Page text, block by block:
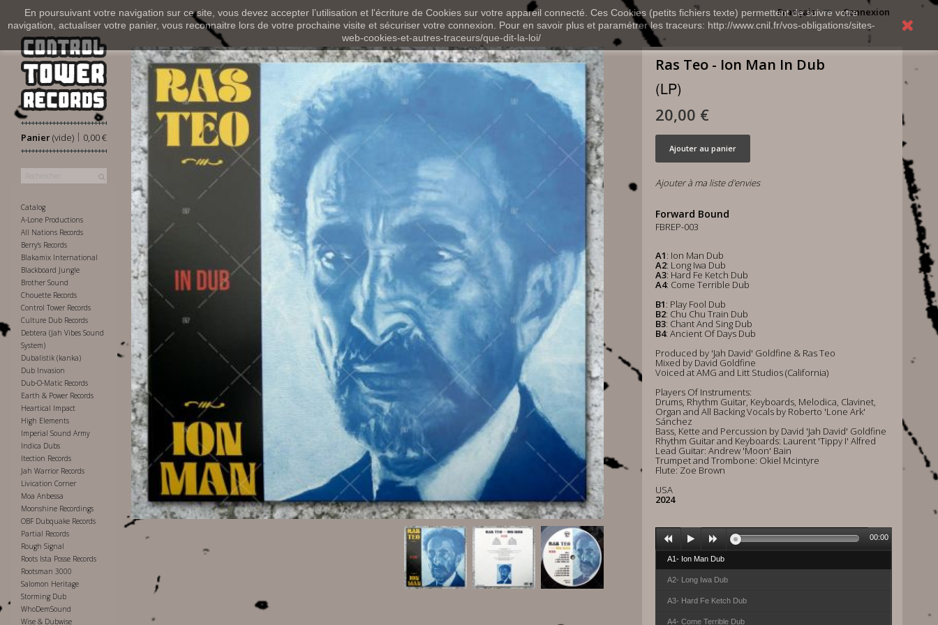
En poursuivant votre navigation sur ce site, vous devez accepter l’utilisation et l'écriture de Cookies sur votre appareil connecté. Ces Cookies (petits fichiers texte) permettent de suivre votre
navigation, actualiser votre panier, vous reconnaitre lors de votre prochaine visite et sécuriser votre connexion. Pour en savoir plus et paramétrer les traceurs: http://www.cnil.fr/vos-obligations/sites-
web-cookies-et-autres-traceurs/que-dit-la-loi/
Connexion
Français
Panier 0,00 €
|
(vide)
Catalog
A-Lone Productions
All Nations Records
Berry's Records
Blakamix International
Blackboard Jungle
Brother Sound
Chouette Records
Control Tower Records
Culture Dub Records
Debtera (Jah Vibes Sound
System)
Dubalistik (kanka)
Dub Invasion
Dub-O-Matic Records
Earth & Power Records
Heartical Impact
High Elements
Imperial Sound Army
Indica Dubs
Itection Records
Jah Warrior Records
Livication Corner
Moa Anbessa
Moonshine Recordings
OBF Dubquake Records
Partial Records
Rough Signal
Roots Ista Posse Records
Rootsman 3000
Salomon Heritage
Storming Dub
WhoDemSound
Wise & Dubwise
Ras Teo - Ion Man In Dub
(LP)
20,00 €
Ajouter au panier
Ajouter à ma liste d'envies
Forward Bound
FBREP-003
A1: Ion Man Dub
A2: Long Iwa Dub
A3: Hard Fe Ketch Dub
A4: Come Terrible Dub
B1: Play Fool Dub
B2: Chu Chu Train Dub
B3: Chant And Sing Dub
B4: Ancient Of Days Dub
Produced by 'Jah David' Goldfine & Ras Teo
Mixed by David Goldfine
Voiced at AMG and Litt Studios (California)
Players Of Instruments:
Drums, Rhythm Guitar, Keyboards, Melodica, Clavinet,
Organ and All Backing Vocals by Roberto 'Lone Ark'
Sánchez
Bass, Kette and Percussion by David 'Jah David' Goldfine
Rhythm Guitar and Keyboards: Laurent 'Tippy I' Alfred
Lead Guitar: Andrew 'Moon' Bain
Trumpet and Trombone: Okiel Mcintyre
Flute: Zoe Brown
USA
2024
A1- Ion Man Dub
A2- Long Iwa Dub
A3- Hard Fe Ketch Dub
A4- Come Terrible Dub
00:00